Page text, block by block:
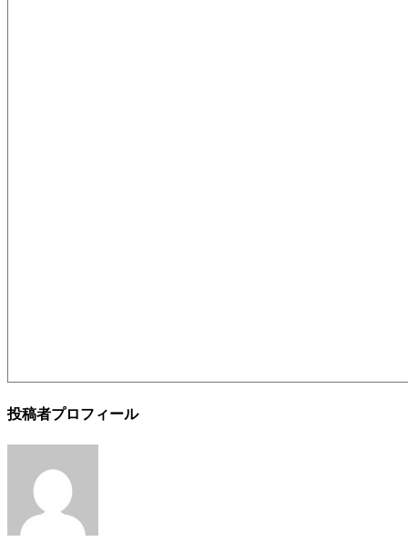
投稿者プロフィール